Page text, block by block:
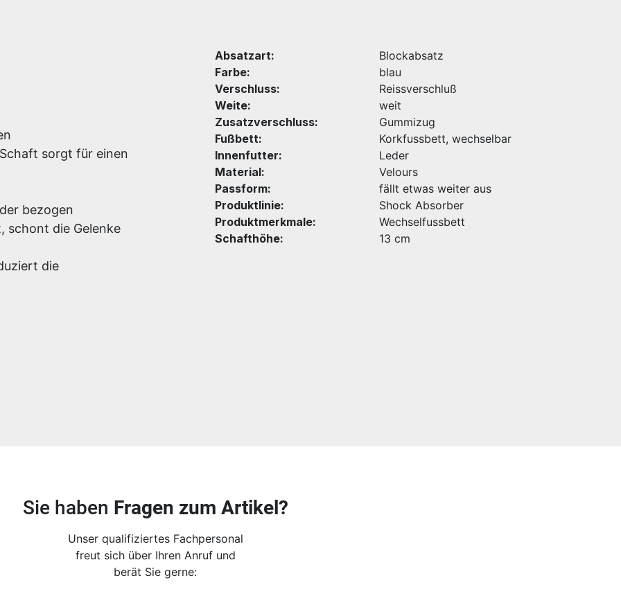
sorgt für einen
bezogen
schont die Gelenke
die
Absatzart:
Blockabsatz
Farbe:
blau
Verschluss:
Reissverschluß
Weite:
weit
Zusatzverschluss:
Gummizug
Fußbett:
Korkfussbett, wechselbar
Innenfutter:
Leder
Material:
Velours
Passform:
fällt etwas weiter aus
Produktlinie:
Shock Absorber
Produktmerkmale:
Wechselfussbett
Schafthöhe:
13 cm
Sie haben Fragen zum Artikel?
Unser qualifiziertes Fachpersonal
freut sich über Ihren Anruf und
berät Sie gerne: